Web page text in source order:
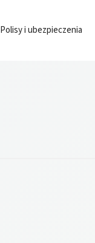
Polisy i ubezpieczenia